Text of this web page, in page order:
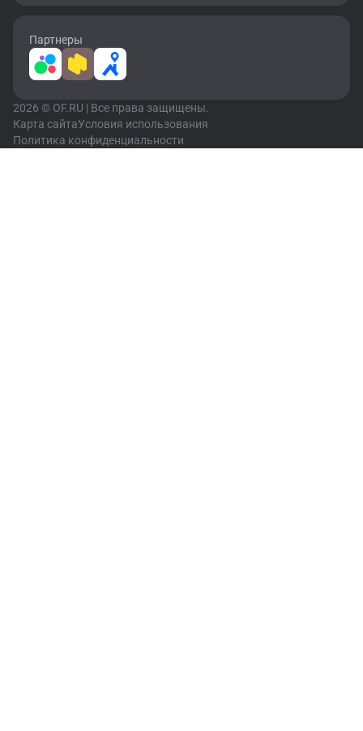
Партнеры
2026 © OF.RU | Все права защищены.
Карта сайтаУсловия использования
Политика конфиденциальности